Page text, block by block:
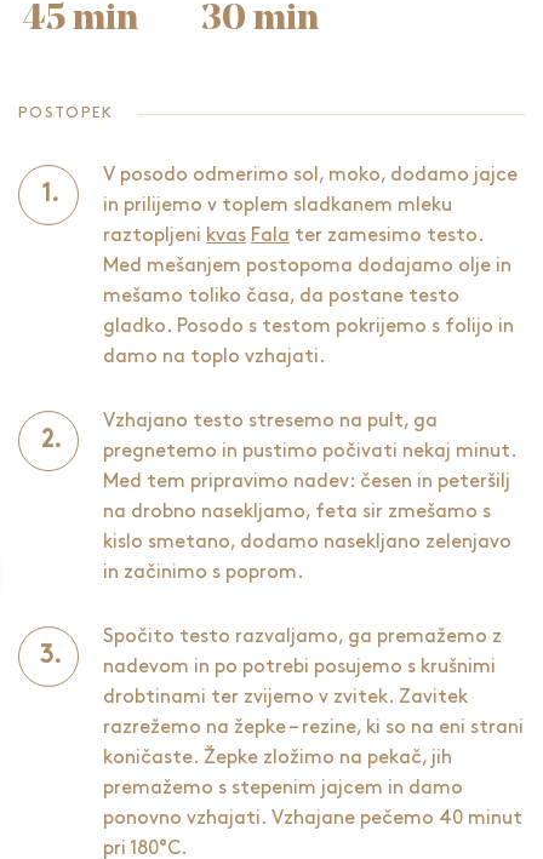
45 min 30 min
POSTOPEK
V posodo odmerimo sol, moko, dodamo jajce
in prilijemo v toplem sladkanem mleku
raztopljeni kvas Fala ter zamesimo testo.
Med mešanjem postopoma dodajamo olje in
mešamo toliko časa, da postane testo
gladko. Posodo s testom pokrijemo s folijo in
damo na toplo vzhajati.
Vzhajano testo stresemo na pult, ga
pregnetemo in pustimo počivati nekaj minut.
Med tem pripravimo nadev: česen in peteršilj
na drobno nasekljamo, feta sir zmešamo s
kislo smetano, dodamo nasekljano zelenjavo
in začinimo s poprom.
Spočito testo razvaljamo, ga premažemo z
nadevom in po potrebi posujemo s krušnimi
drobtinami ter zvijemo v zvitek. Zavitek
razrežemo na žepke – rezine, ki so na eni strani
koničaste. Žepke zložimo na pekač, jih
premažemo s stepenim jajcem in damo
ponovno vzhajati. Vzhajane pečemo 40 minut
pri 180°C.